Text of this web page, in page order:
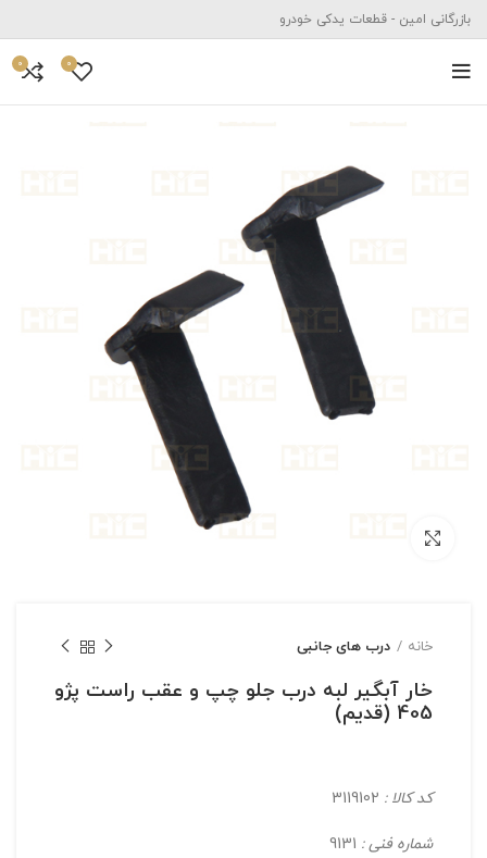
بازرگانی امین - قطعات یدکی خودرو
0
0
خانه درب های جانبی
خار آبگیر لبه درب جلو چپ و عقب راست پژو
405 (قدیم)
کد کالا :
شماره فنی :